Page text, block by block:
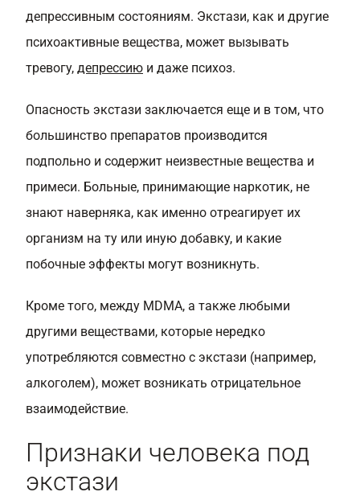
депрессивным состояниям. Экстази, как и другие
психоактивные вещества, может вызывать
тревогу, депрессию и даже психоз.
Опасность экстази заключается еще и в том, что
большинство препаратов производится
подпольно и содержит неизвестные вещества и
примеси. Больные, принимающие наркотик, не
знают наверняка, как именно отреагирует их
организм на ту или иную добавку, и какие
побочные эффекты могут возникнуть.
Кроме того, между MDMA, а также любыми
другими веществами, которые нередко
употребляются совместно с экстази (например,
алкоголем), может возникать отрицательное
взаимодействие.
Признаки человека под
экстази